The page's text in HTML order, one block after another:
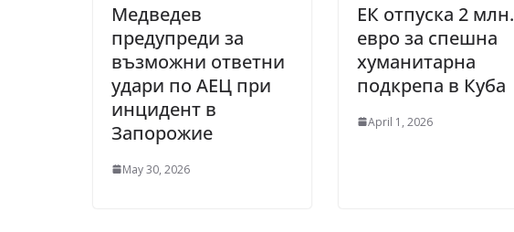
Медведев
предупреди за
възможни ответни
удари по АЕЦ при
инцидент в
Запорожие
May 30, 2026
ЕК отпуска 2 млн.
евро за спешна
хуманитарна
подкрепа в Куба
April 1, 2026